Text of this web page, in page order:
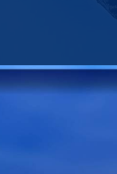
OŠ Jagode Truhelke vrijedan 5,45
istaknuo da je u osječke vrtiće upisan
branitelja